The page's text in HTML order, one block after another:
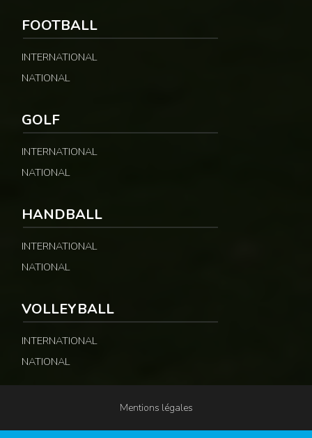
FOOTBALL
INTERNATIONAL
NATIONAL
GOLF
INTERNATIONAL
NATIONAL
HANDBALL
INTERNATIONAL
NATIONAL
VOLLEYBALL
INTERNATIONAL
NATIONAL
Mentions légales